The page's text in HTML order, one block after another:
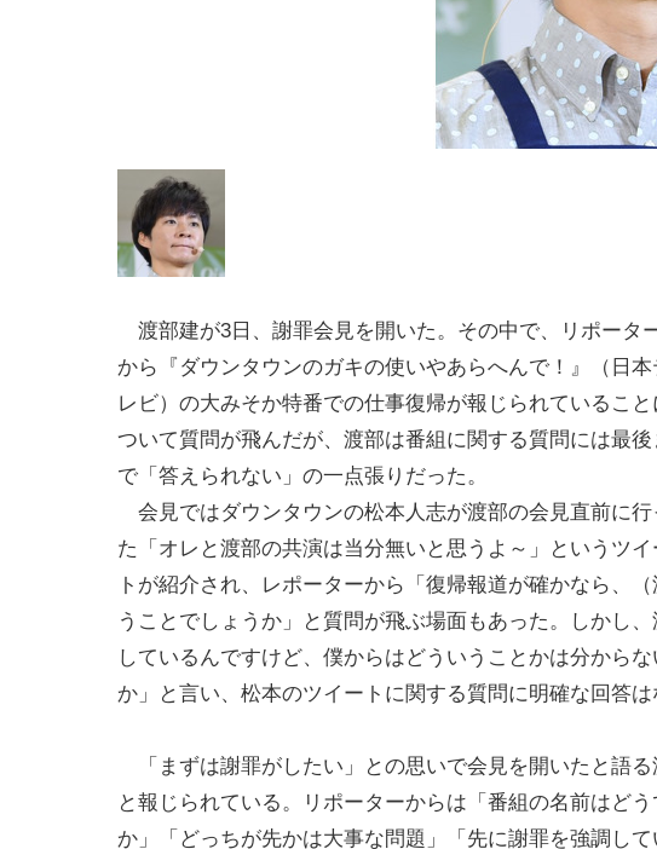
渡部建が3日、謝罪会見を開いた。その中で、リポータ
から『ダウンタウンのガキの使いやあらへんで！』（日本
レビ）の大みそか特番での仕事復帰が報じられていること
ついて質問が飛んだが、渡部は番組に関する質問には最後
で「答えられない」の一点張りだった。
会見ではダウンタウンの松本人志が渡部の会見直前に行
た「オレと渡部の共演は当分無いと思うよ～」というツイ
トが紹介され、レポーターから「復帰報道が確かなら、
うことでしょうか」と質問が飛ぶ場面もあった。しかし
しているんですけど、僕からはどういうことかは分から
か」と言い、松本のツイートに関する質問に明確な回答は
「まずは謝罪がしたい」との思いで会見を開いたと語
と報じられている。リポーターからは「番組の名前はど
か」「どっちが先かは大事な問題」「先に謝罪を強調し